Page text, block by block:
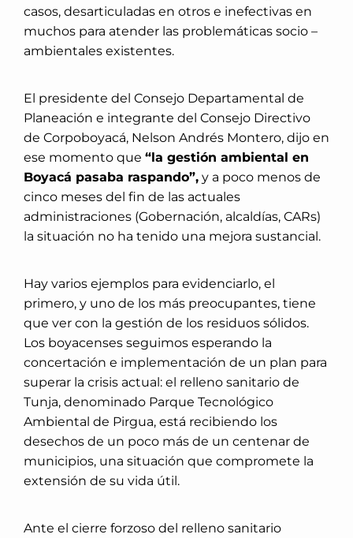
casos, desarticuladas en otros e inefectivas en
muchos para atender las problemáticas socio –
ambientales existentes.
El presidente del Consejo Departamental de
Planeación e integrante del Consejo Directivo
de Corpoboyacá, Nelson Andrés Montero, dijo en
ese momento que “la gestión ambiental en
Boyacá pasaba raspando”, y a poco menos de
cinco meses del fin de las actuales
administraciones (Gobernación, alcaldías, CARs)
la situación no ha tenido una mejora sustancial.
Hay varios ejemplos para evidenciarlo, el
primero, y uno de los más preocupantes, tiene
que ver con la gestión de los residuos sólidos.
Los boyacenses seguimos esperando la
concertación e implementación de un plan para
superar la crisis actual: el relleno sanitario de
Tunja, denominado Parque Tecnológico
Ambiental de Pirgua, está recibiendo los
desechos de un poco más de un centenar de
municipios, una situación que compromete la
extensión de su vida útil.
Ante el cierre forzoso del relleno sanitario